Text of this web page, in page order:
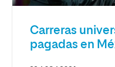
Carreras
pagadas en